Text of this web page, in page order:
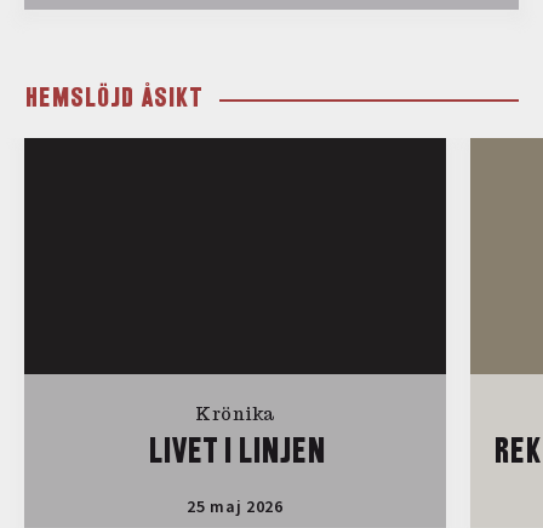
HEMSLÖJD ÅSIKT
Krönika
LIVET I LINJEN
25 maj 2026